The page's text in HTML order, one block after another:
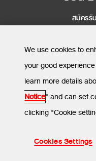
สมัครรั
MENU
© SCG
ข้อกำหนดและเงื่อ
We use cookies to
your good
learn more details
Notice" and can set
clicking "Cookie
Cookies Settings